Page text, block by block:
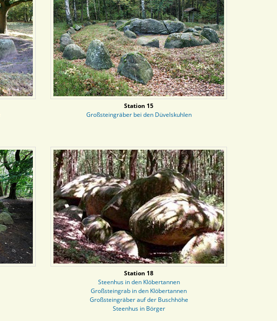
Station 15
Großsteingräber bei den Düvelskuhlen
Station 18
Steenhus in den Klöbertannen
Großsteingrab in den Klöbertannen
Großsteingräber auf der Buschhöhe
Steenhus in Börger